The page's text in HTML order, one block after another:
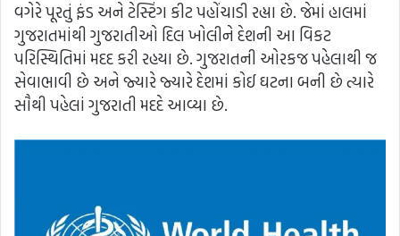
વગેરે પૂરતું ફંડ અને ટેસ્ટિંગ કીટ પહોંચાડી રહ્યા છે. જેમાં હાલમાં
ગુજરાતમાંથી ગુજરાતીઓ દિલ ખોલીને દેશની આ વિકટ
પરિસ્થિતિમાં મદદ કરી રહયા છે. ગુજરાતની ઓરકજ પહેલાથી જ
સેવાભાવી છે અને જ્યારે જ્યારે દેશમાં કોઈ ઘટના બની છે ત્યારે
સૌથી પહેલાં ગુજરાતી મદદે આવ્યા છે.